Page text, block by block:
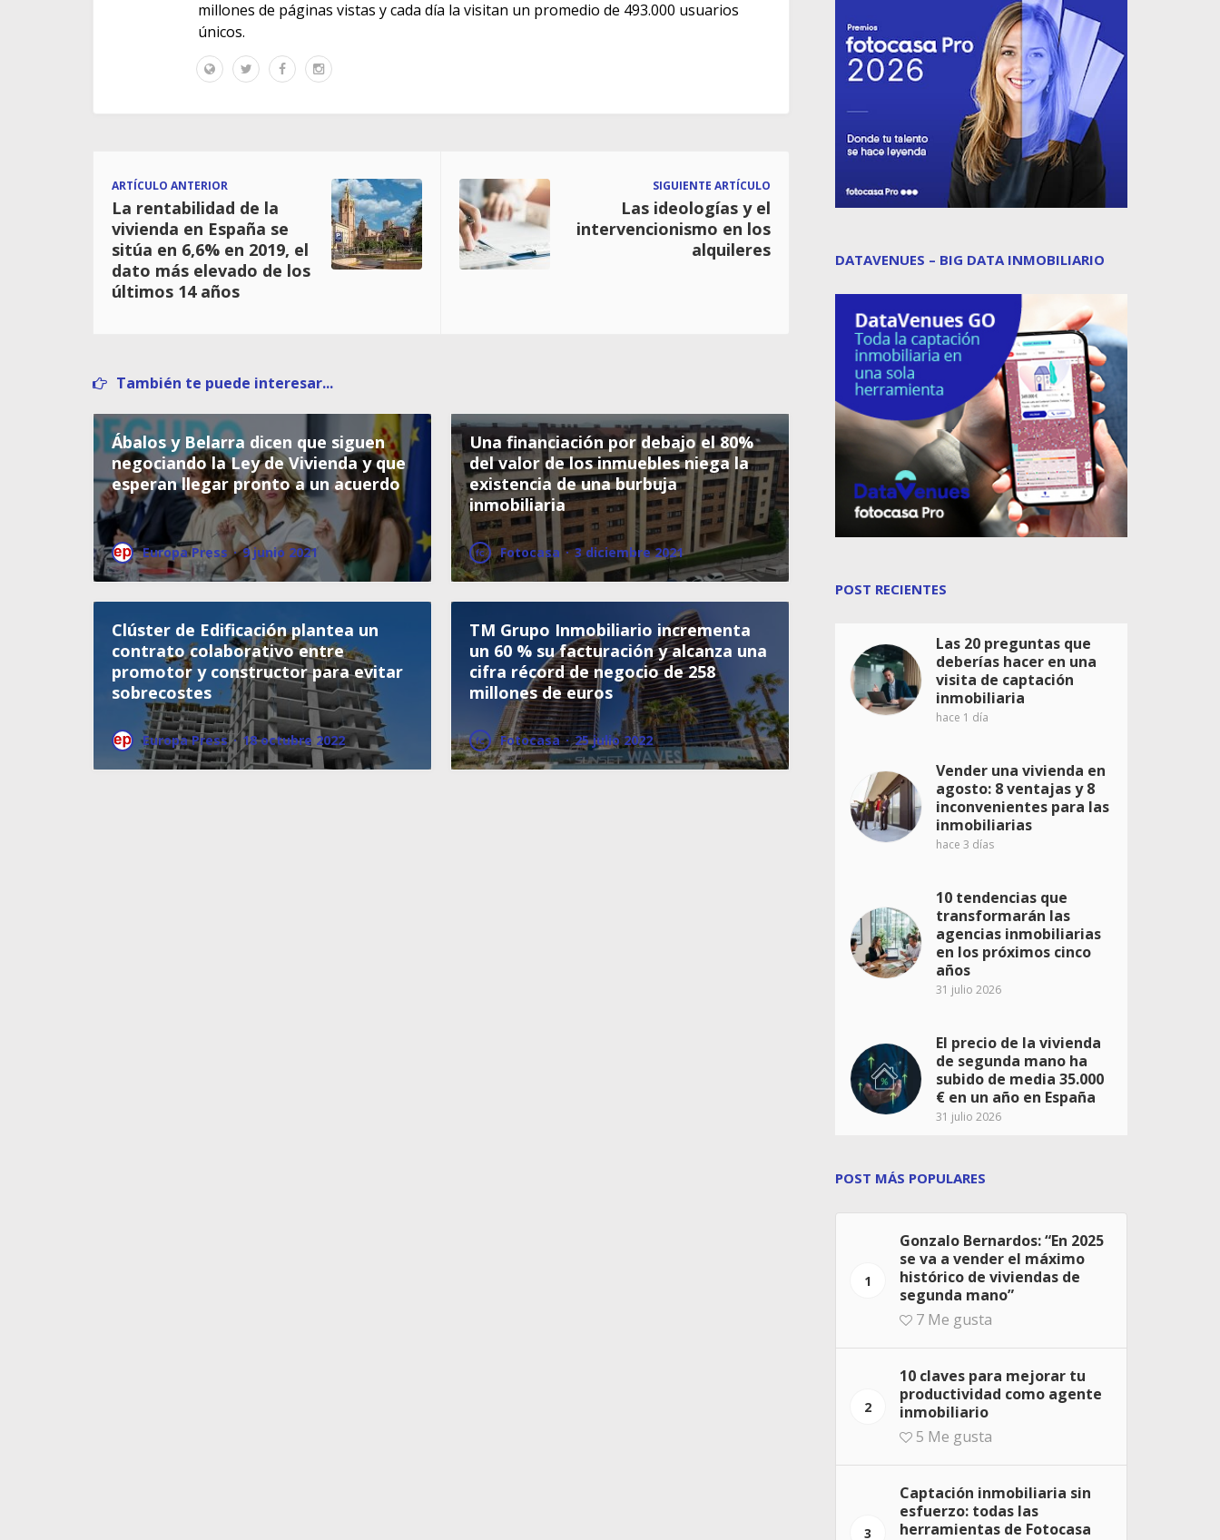
millones de páginas vistas y cada día la visitan un promedio de 493.000 usuarios
únicos.
ARTÍCULO ANTERIOR
La rentabilidad de la
vivienda en España se
sitúa en 6,6% en 2019, el
dato más elevado de los
últimos 14 años
SIGUIENTE ARTÍCULO
Las ideologías y el
intervencionismo en los
alquileres
También te puede interesar...
Ábalos y Belarra dicen que siguen
negociando la Ley de Vivienda y que
esperan llegar pronto a un acuerdo
Europa Press · 9 junio 2021
Una financiación por debajo el 80%
del valor de los inmuebles niega la
existencia de una burbuja
inmobiliaria
Fotocasa · 3 diciembre 2021
Clúster de Edificación plantea un
contrato colaborativo entre
promotor y constructor para evitar
sobrecostes
Europa Press · 18 octubre 2022
TM Grupo Inmobiliario incrementa
un 60 % su facturación y alcanza una
cifra récord de negocio de 258
millones de euros
Fotocasa · 25 julio 2022
DATAVENUES – BIG DATA INMOBILIARIO
POST RECIENTES
Las 20 preguntas que
deberías hacer en una
visita de captación
inmobiliaria
hace 1 día
Vender una vivienda en
agosto: 8 ventajas y 8
inconvenientes para las
inmobiliarias
hace 3 días
10 tendencias que
transformarán las
agencias inmobiliarias
en los próximos cinco
años
31 julio 2026
El precio de la vivienda
de segunda mano ha
subido de media 35.000
€ en un año en España
31 julio 2026
POST MÁS POPULARES
1
Gonzalo Bernardos: “En 2025
se va a vender el máximo
histórico de viviendas de
segunda mano”
7 Me gusta
2
10 claves para mejorar tu
productividad como agente
inmobiliario
5 Me gusta
3
Captación inmobiliaria sin
esfuerzo: todas las
herramientas de Fotocasa